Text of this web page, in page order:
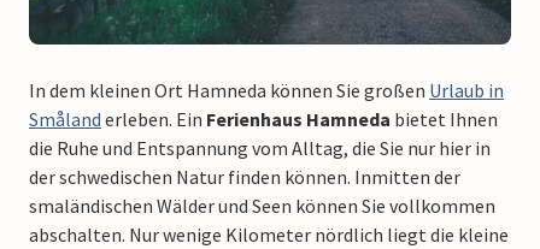
In dem kleinen Ort Hamneda können Sie großen Urlaub in
Småland erleben. Ein Ferienhaus Hamneda bietet Ihnen
die Ruhe und Entspannung vom Alltag, die Sie nur hier in
der schwedischen Natur finden können. Inmitten der
smaländischen Wälder und Seen können Sie vollkommen
abschalten. Nur wenige Kilometer nördlich liegt die kleine